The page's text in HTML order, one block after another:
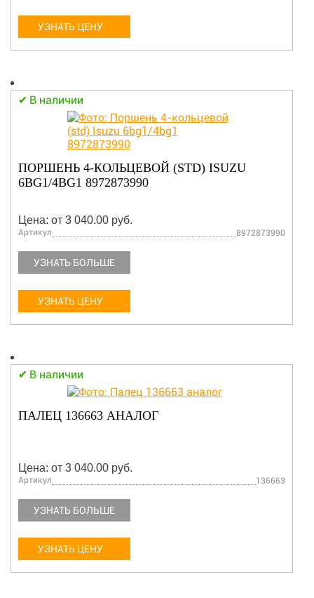
УЗНАТЬ ЦЕНУ
В наличии
ПОРШЕНЬ 4-КОЛЬЦЕВОЙ (STD) ISUZU
6BG1/4BG1 8972873990
Цена: от 3 040.00 руб.
Артикул 8972873990
УЗНАТЬ БОЛЬШЕ
УЗНАТЬ ЦЕНУ
В наличии
ПАЛЕЦ 136663 АНАЛОГ
Цена: от 3 040.00 руб.
Артикул 136663
УЗНАТЬ БОЛЬШЕ
УЗНАТЬ ЦЕНУ